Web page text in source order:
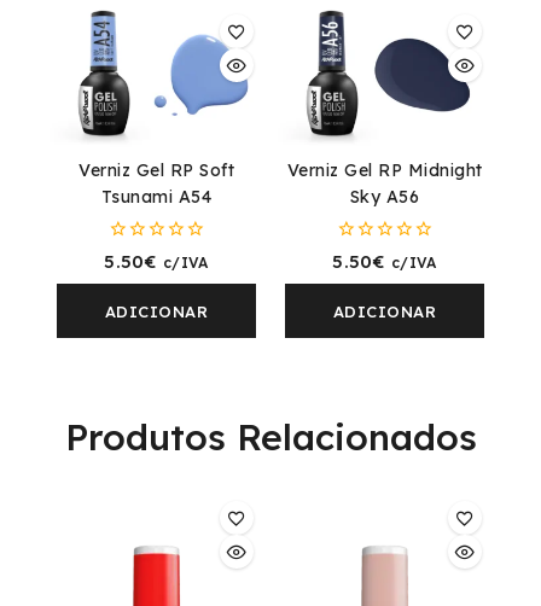
Verniz Gel RP Soft
Tsunami A54
0
5
5.50€ c/IVA
ADICIONAR
Verniz Gel RP Midnight
Sky A56
0
5
5.50€ c/IVA
ADICIONAR
Produtos Relacionados